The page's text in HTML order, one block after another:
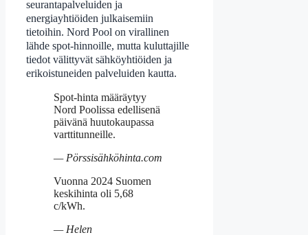
seurantapalveluiden ja
energiayhtiöiden julkaisemiin
tietoihin. Nord Pool on virallinen
lähde spot-hinnoille, mutta kuluttajille
tiedot välittyvät sähköyhtiöiden ja
erikoistuneiden palveluiden kautta.
Spot-hinta määräytyy
Nord Poolissa edellisenä
päivänä huutokaupassa
varttitunneille.
— Pörssisähköhinta.com
Vuonna 2024 Suomen
keskihinta oli 5,68
c/kWh.
— Helen